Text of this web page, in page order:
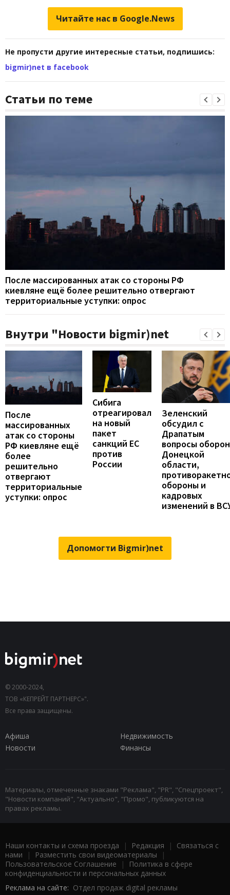
Читайте нас в Google.News
Не пропусти другие интересные статьи, подпишись:
bigmir)net в facebook
Статьи по теме
После массированных атак со стороны РФ
киевляне ещё более решительно отвергают
территориальные уступки: опрос
Внутри "Новости bigmir)net
После
массированных
атак со стороны
РФ киевляне ещё
более
решительно
отвергают
территориальные
уступки: опрос
Сибига
отреагировал
на новый
пакет
санкций ЕС
против
России
Зеленский
обсудил с
Драпатым
вопросы
Донецкой
области,
обороны и
кадровых
изменений в
Допомогти Bigmir)net
© 2000-2024,
ТОВ «КЕПРЕЙТ ПАРТНЕРС»".
Все права защищены.
Афиша
Недвижимость
Новости
Финансы
Материалы, отмеченные знаками "Реклама", "PR", "Спецпроект",
"Новости компаний", "Актуально", "Промо", публикуются на
правах рекламы.
Наши контакты и схема проезда | Редакция | Связаться с
нами | Разместить свои видеоматериалы |
Пользовательское Соглашение |
Политика в сфере
конфиденциальности и персональных данных
Реклама на сайте: Отдел продаж digital рекламы